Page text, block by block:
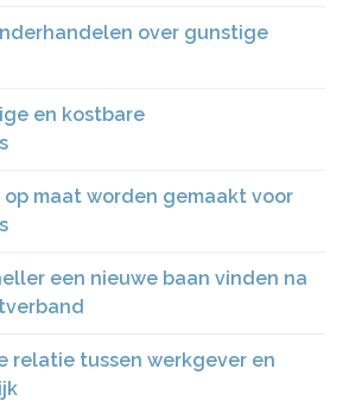
over gunstige
en kostbare
maat worden gemaakt voor
een nieuwe baan vinden na
relatie tussen werkgever en